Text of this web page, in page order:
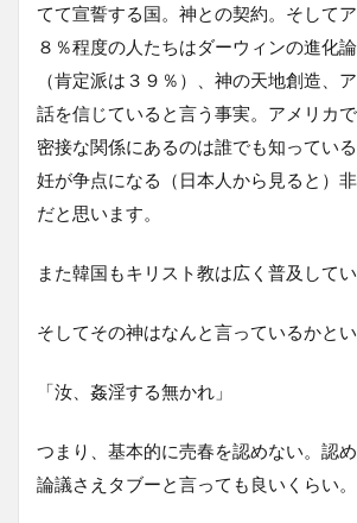
てて宣誓する国。神との契約。そして
８％程度の人たちはダーウィンの進化論
（肯定派は３９％）、神の天地創造、
話を信じていると言う事実。アメリカ
密接な関係にあるのは誰でも知ってい
妊が争点になる（日本人から見ると）
だと思います。
また韓国もキリスト教は広く普及してい
そしてその神はなんと言っているかと
「汝、姦淫する無かれ」
つまり、基本的に売春を認めない。認
論議さえタブーと言っても良いくらい。